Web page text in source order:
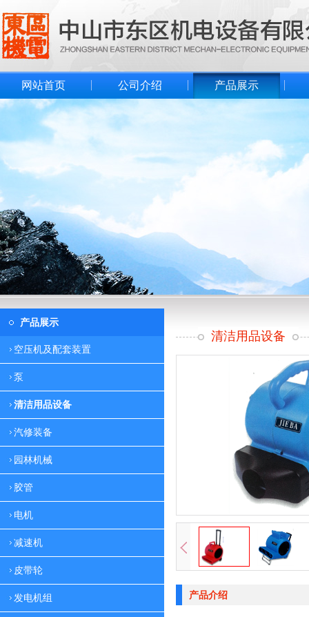
网站首页 公司介绍 产品展示
产品展示
空压机及配套装置
泵
清洁用品设备
汽修装备
园林机械
胶管
电机
减速机
皮带轮
发电机组
清洁用品设备
产品介绍